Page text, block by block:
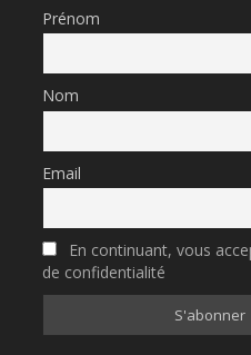
Prénom
Nom
Email
En continuant, vous
de confidentialité